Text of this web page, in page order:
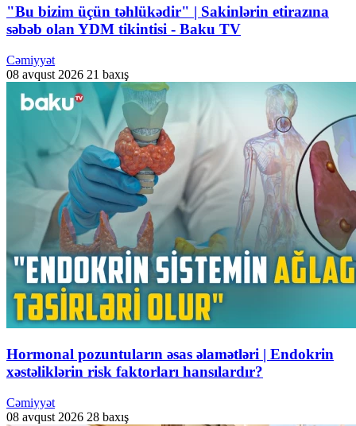
"Bu bizim üçün təhlükədir" | Sakinlərin etirazına
səbəb olan YDM tikintisi - Baku TV
Cəmiyyət
08 avqust 2026 21 baxış
Hormonal pozuntuların əsas əlamətləri | Endokrin
xəstəliklərin risk faktorları hansılardır?
Cəmiyyət
08 avqust 2026 28 baxış